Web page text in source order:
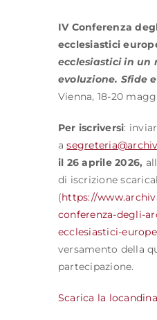
IV Conferenza
ecclesiastici
ecclesiastici in un
evoluzione. Sfide
Vienna, 18-20
Per iscriversi:
a
il 26 aprile 2026,
di iscrizione
(https://
conferenza-degli-
ecclesiastici-
versamento della
partecipazione.
Scarica la locandina